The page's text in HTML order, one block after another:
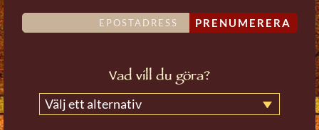
PRENUMERERA
Vad vill du göra?
Välj ett alternativ